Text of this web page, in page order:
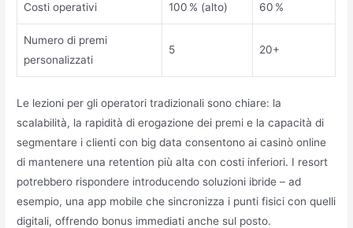
Costi operativi 100 % (alto) 60 %
Numero di premi
personalizzati
5 20+
Le lezioni per gli operatori tradizionali sono chiare: la
scalabilità, la rapidità di erogazione dei premi e la capacità di
segmentare i clienti con big data consentono ai casinò online
di mantenere una retention più alta con costi inferiori. I resort
potrebbero rispondere introducendo soluzioni ibride – ad
esempio, una app mobile che sincronizza i punti fisici con quelli
digitali, offrendo bonus immediati anche sul posto.